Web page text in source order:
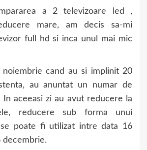
a 2 televizoare led ,
mare, am decis sa-mi
full hd si inca unul mai mic
noiembrie cand au si implinit 20
au anuntat un numar de
In aceeasi zi au avut reducere la
reducere sub forma unui
poate fi utilizat intre data 16
decembrie.